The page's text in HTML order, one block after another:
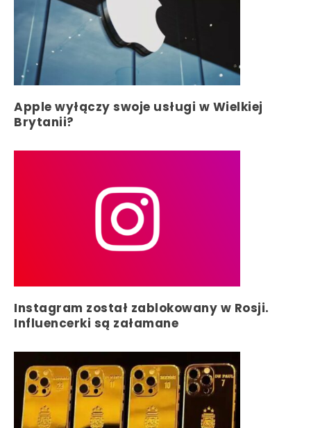
Apple wyłączy swoje usługi w Wielkiej
Brytanii?
Instagram został zablokowany w Rosji.
Influencerki są załamane